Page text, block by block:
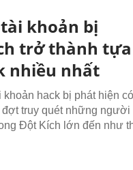
khoản bị
trở thành tựa
nhiều nhất
hack bị phát hiện có
đợt truy quét những người
Đột Kích lớn đến như